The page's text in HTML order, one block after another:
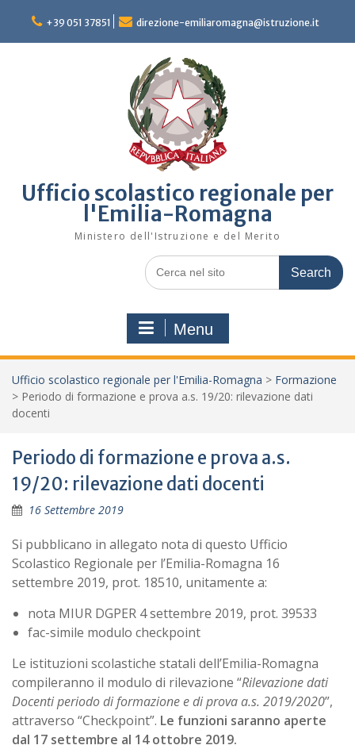
content
+39 051 37851 direzione-emiliaromagna@istruzione.it
Ufficio scolastico regionale per
l'Emilia-Romagna
Ministero dell'Istruzione e del Merito
Search
for:
Menu
Ufficio scolastico regionale per l'Emilia-Romagna > Formazione
> Periodo di formazione e prova a.s. 19/20: rilevazione dati
docenti
Periodo di formazione e prova a.s.
19/20: rilevazione dati docenti
16 Settembre 2019
Si pubblicano in allegato nota di questo Ufficio
Scolastico Regionale per l’Emilia-Romagna 16
settembre 2019, prot. 18510, unitamente a:
nota MIUR DGPER 4 settembre 2019, prot. 39533
fac-simile modulo checkpoint
Le istituzioni scolastiche statali dell’Emilia-Romagna
compileranno il modulo di rilevazione “Rilevazione dati
Docenti periodo di formazione e di prova a.s. 2019/2020”,
attraverso “Checkpoint”. Le funzioni saranno aperte
dal 17 settembre al 14 ottobre 2019.